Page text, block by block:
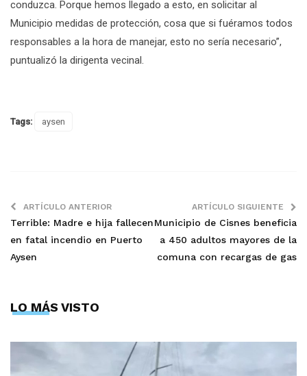
conduzca. Porque hemos llegado a esto, en solicitar al
Municipio medidas de protección, cosa que si fuéramos todos
responsables a la hora de manejar, esto no sería necesario”,
puntualizó la dirigenta vecinal.
Tags: aysen
ARTÍCULO ANTERIOR
Terrible: Madre e hija fallecen
en fatal incendio en Puerto
Aysen
ARTÍCULO SIGUIENTE
Municipio de Cisnes beneficia
a 450 adultos mayores de la
comuna con recargas de gas
LO MÁS VISTO